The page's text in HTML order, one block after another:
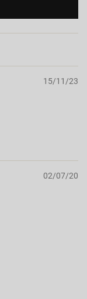
15/11/23
02/07/20